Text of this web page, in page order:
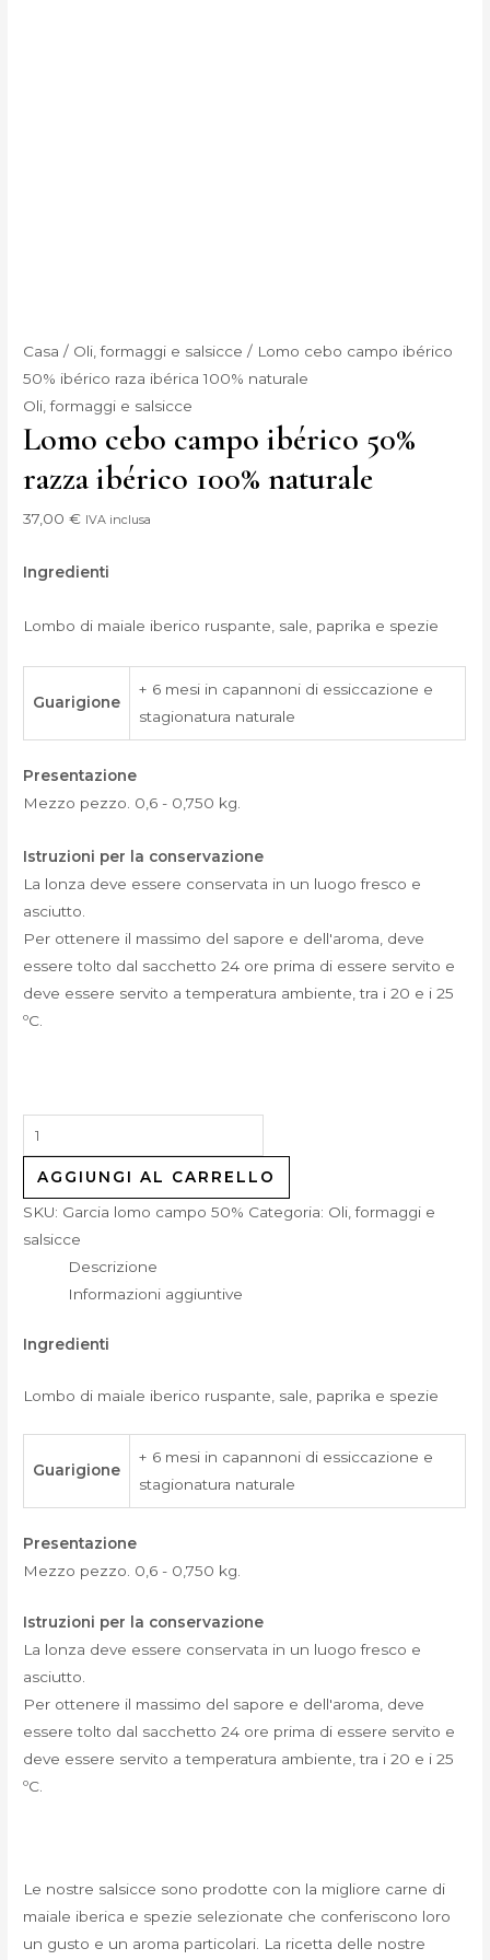
Casa / Oli, formaggi e salsicce / Lomo cebo campo ibérico
50% ibérico raza ibérica 100% naturale
Oli, formaggi e salsicce
Lomo cebo campo ibérico 50%
razza ibérico 100% naturale
37,00€ IVA inclusa
Ingredienti
Lombo di maiale iberico ruspante, sale, paprika e spezie
Guarigione
+ 6 mesi in capannoni di essiccazione e
stagionatura naturale
Presentazione
Mezzo pezzo. 0,6 - 0,750 kg.
Istruzioni per la conservazione
La lonza deve essere conservata in un luogo fresco e
asciutto.
Per ottenere il massimo del sapore e dell'aroma, deve
essere tolto dal sacchetto 24 ore prima di essere servito e
deve essere servito a temperatura ambiente, tra i 20 e i 25
ºC.
AGGIUNGI AL CARRELLO
SKU: Garcia lomo campo 50% Categoria: Oli, formaggi e
salsicce
Descrizione
Informazioni aggiuntive
Ingredienti
Lombo di maiale iberico ruspante, sale, paprika e spezie
Guarigione
+ 6 mesi in capannoni di essiccazione e
stagionatura naturale
Presentazione
Mezzo pezzo. 0,6 - 0,750 kg.
Istruzioni per la conservazione
La lonza deve essere conservata in un luogo fresco e
asciutto.
Per ottenere il massimo del sapore e dell'aroma, deve
essere tolto dal sacchetto 24 ore prima di essere servito e
deve essere servito a temperatura ambiente, tra i 20 e i 25
ºC.
Le nostre salsicce sono prodotte con la migliore carne di
maiale iberica e spezie selezionate che conferiscono loro
un gusto e un aroma particolari. La ricetta delle nostre